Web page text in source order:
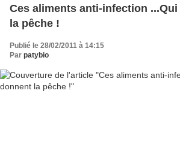
Ces aliments anti-infection
la pêche !
Publié le 28/02/2011 à 14:15
Par patybio